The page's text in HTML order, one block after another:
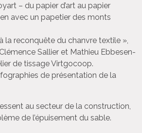
– du papier d’art au papier
avec un papetier des monts
la reconquête du chanvre textile »,
Sallier et Mathieu Ebbesen-
de tissage Virtgocoop.
de présentation de la
au secteur de la construction,
de l’épuisement du sable.